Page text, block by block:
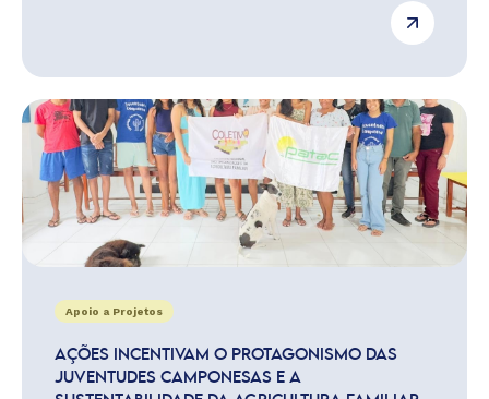
Apoio a Projetos
AÇÕES INCENTIVAM O PROTAGONISMO DAS
JUVENTUDES CAMPONESAS E A